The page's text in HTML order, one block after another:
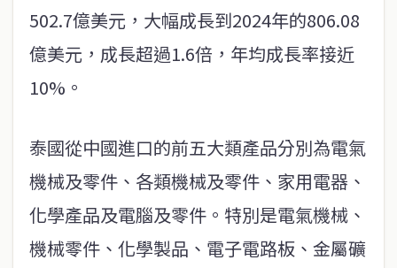
502.7億美元，大幅成長到2024年的806.08
億美元，成長超過1.6倍，年均成長率接近
10%。
泰國從中國進口的前五大類產品分別為電氣
機械及零件、各類機械及零件、家用電器、
化學產品及電腦及零件。特別是電氣機械、
機械零件、化學製品、電子電路板、金屬礦